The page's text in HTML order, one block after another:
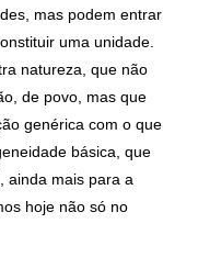
mas podem entrar
uma unidade.
natureza, que não
de povo, mas que
genérica com o que
básica, que
ainda mais para a
hoje não só no